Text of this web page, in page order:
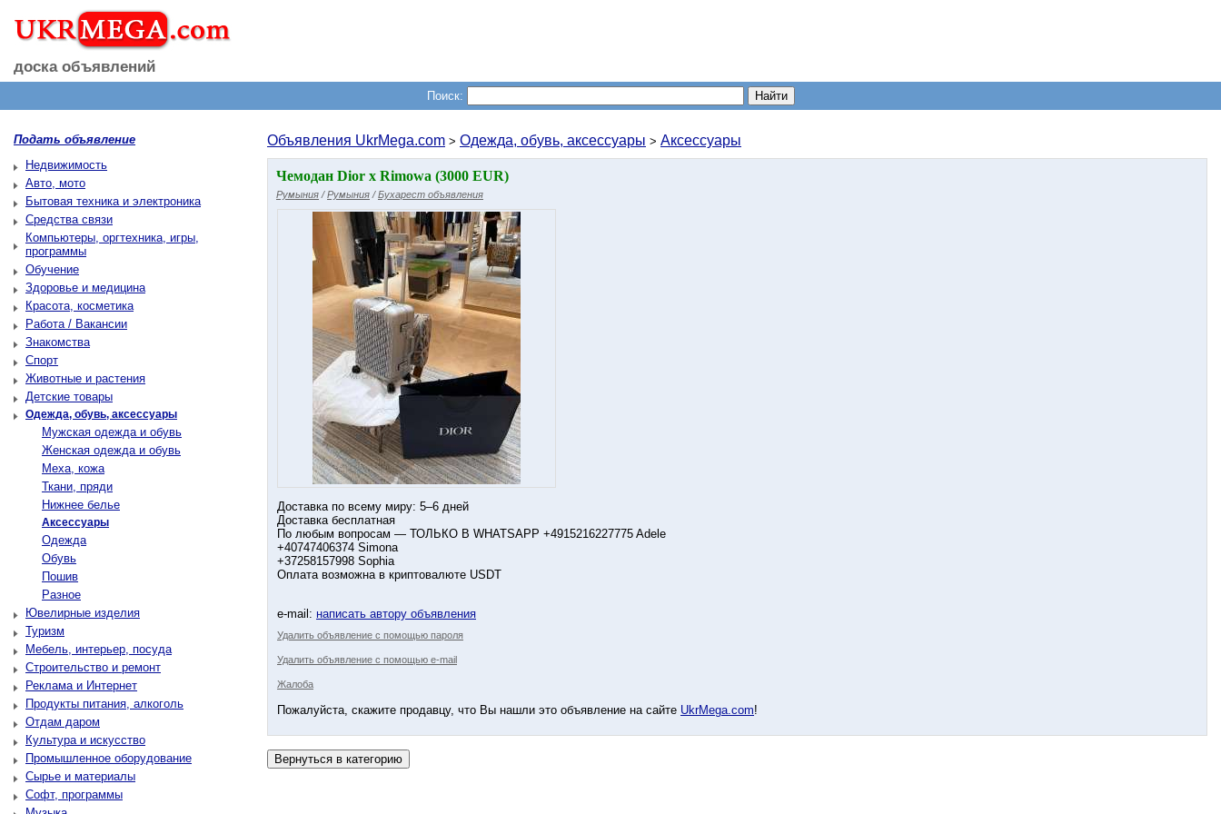
доска объявлений
Поиск:
Подать объявление
Недвижимость
Авто, мото
Бытовая техника и электроника
Средства связи
Компьютеры, оргтехника, игры,
программы
Обучение
Здоровье и медицина
Красота, косметика
Работа / Вакансии
Знакомства
Спорт
Животные и растения
Детские товары
Одежда, обувь, аксессуары
Мужская одежда и обувь
Женская одежда и обувь
Меха, кожа
Ткани, пряди
Нижнее белье
Аксессуары
Одежда
Обувь
Пошив
Разное
Ювелирные изделия
Туризм
Мебель, интерьер, посуда
Строительство и ремонт
Реклама и Интернет
Продукты питания, алкоголь
Отдам даром
Культура и искусство
Промышленное оборудование
Сырье и материалы
Софт, программы
Объявления UkrMega.com > Одежда, обувь, аксессуары > Аксессуары
Чемодан Dior x Rimowa (3000 EUR)
Румыния /Румыния /Бухарест объявления
Доставка по всему миру: 5–6 дней
Доставка бесплатная
По любым вопросам — ТОЛЬКО В WHATSAPP +4915216227775 Adele
+40747406374 Simona
+37258157998 Sophia
Оплата возможна в криптовалюте USDT
e-mail: написать автору объявления
Удалить объявление с помощью пароля
Удалить объявление с помощью e-mail
Жалоба
Пожалуйста, скажите продавцу, что Вы нашли это объявление на сайте UkrMega.com!